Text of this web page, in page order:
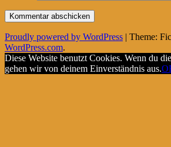
Proudly powered by WordPress | Theme:
WordPress.com.
Diese Website benutzt Cookies. Wenn du
gehen wir von deinem Einverständnis aus.